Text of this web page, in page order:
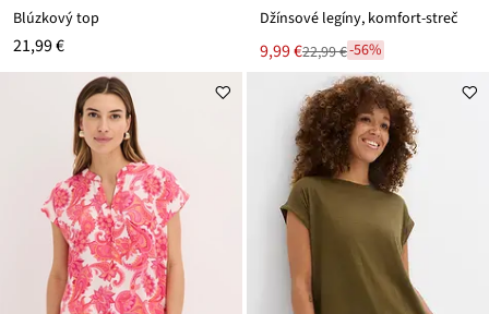
Blúzkový top
21,99 €
Džínsové legíny, komfort-streč
Nová
cena
9,99 €
Zľava
22,99 €
22,99 €-56%